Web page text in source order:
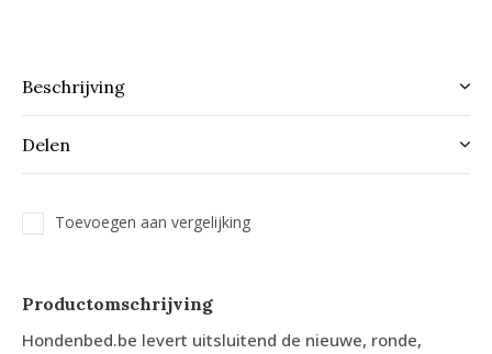
Beschrijving
Delen
Toevoegen aan vergelijking
Productomschrijving
Hondenbed.be levert uitsluitend de nieuwe, ronde,